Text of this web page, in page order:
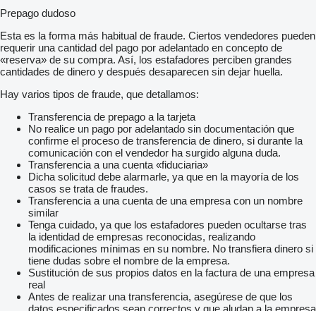
Prepago dudoso
Esta es la forma más habitual de fraude. Ciertos vendedores pueden
requerir una cantidad del pago por adelantado en concepto de
«reserva» de su compra. Así, los estafadores perciben grandes
cantidades de dinero y después desaparecen sin dejar huella.
Hay varios tipos de fraude, que detallamos:
Transferencia de prepago a la tarjeta
No realice un pago por adelantado sin documentación que
confirme el proceso de transferencia de dinero, si durante la
comunicación con el vendedor ha surgido alguna duda.
Transferencia a una cuenta «fiduciaria»
Dicha solicitud debe alarmarle, ya que en la mayoría de los
casos se trata de fraudes.
Transferencia a una cuenta de una empresa con un nombre
similar
Tenga cuidado, ya que los estafadores pueden ocultarse tras
la identidad de empresas reconocidas, realizando
modificaciones mínimas en su nombre. No transfiera dinero si
tiene dudas sobre el nombre de la empresa.
Sustitución de sus propios datos en la factura de una empresa
real
Antes de realizar una transferencia, asegúrese de que los